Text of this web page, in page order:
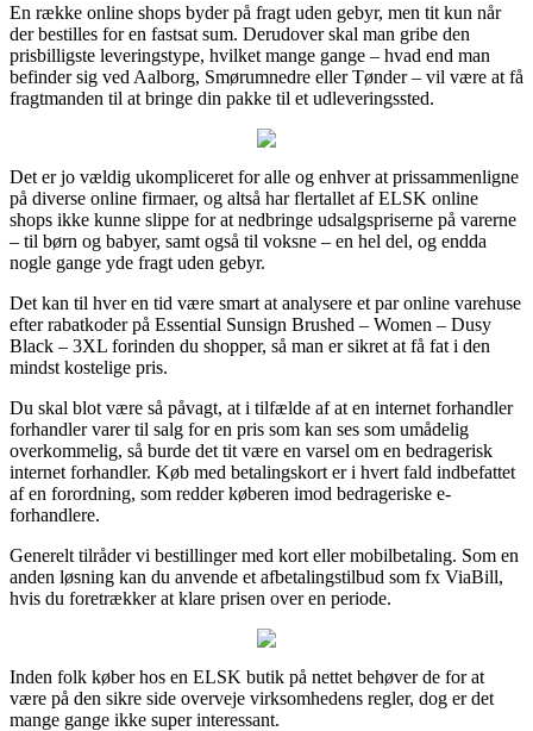
En række online shops byder på fragt uden gebyr, men tit kun når
der bestilles for en fastsat sum. Derudover skal man gribe den
prisbilligste leveringstype, hvilket mange gange – hvad end man
befinder sig ved Aalborg, Smørumnedre eller Tønder – vil være at få
fragtmanden til at bringe din pakke til et udleveringssted.
Det er jo vældig ukompliceret for alle og enhver at prissammenligne
på diverse online firmaer, og altså har flertallet af ELSK online
shops ikke kunne slippe for at nedbringe udsalgspriserne på varerne
– til børn og babyer, samt også til voksne – en hel del, og endda
nogle gange yde fragt uden gebyr.
Det kan til hver en tid være smart at analysere et par online varehuse
efter rabatkoder på Essential Sunsign Brushed – Women – Dusy
Black – 3XL forinden du shopper, så man er sikret at få fat i den
mindst kostelige pris.
Du skal blot være så påvagt, at i tilfælde af at en internet forhandler
forhandler varer til salg for en pris som kan ses som umådelig
overkommelig, så burde det tit være en varsel om en bedragerisk
internet forhandler. Køb med betalingskort er i hvert fald indbefattet
af en forordning, som redder køberen imod bedrageriske e-
forhandlere.
Generelt tilråder vi bestillinger med kort eller mobilbetaling. Som en
anden løsning kan du anvende et afbetalingstilbud som fx ViaBill,
hvis du foretrækker at klare prisen over en periode.
Inden folk køber hos en ELSK butik på nettet behøver de for at
være på den sikre side overveje virksomhedens regler, dog er det
mange gange ikke super interessant.